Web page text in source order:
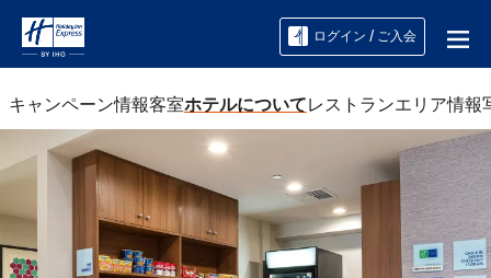
ログイン / ご入会
キャンペーン情報客室ホテルについてレストランエリア情報